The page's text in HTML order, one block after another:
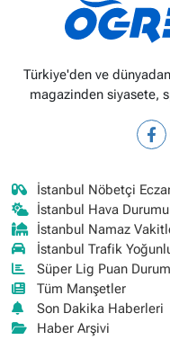
Türkiye'den ve
magazinden siyasete,
İstanbul Nöbetçi
İstanbul Hava Durumu
İstanbul Namaz
İstanbul Trafik
Süper Lig Puan
Tüm Manşetler
Son Dakika Haberleri
Haber Arşivi